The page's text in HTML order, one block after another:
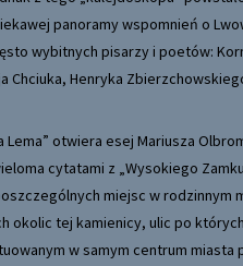
panoramy wspomnień o
wybitnych pisarzy i poetów:
Chciuka, Henryka
Lema” otwiera esej Mariusza
cytatami z „Wysokiego
miejsc w
okolic tej kamienicy, ulic po
w samym centrum